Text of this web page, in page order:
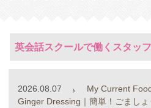
英会話スクールで働くスタッ
2026.08.07
My Current
Ginger Dressing｜簡単！ごまし